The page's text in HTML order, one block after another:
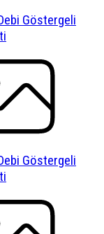
Göstergeli
Göstergeli